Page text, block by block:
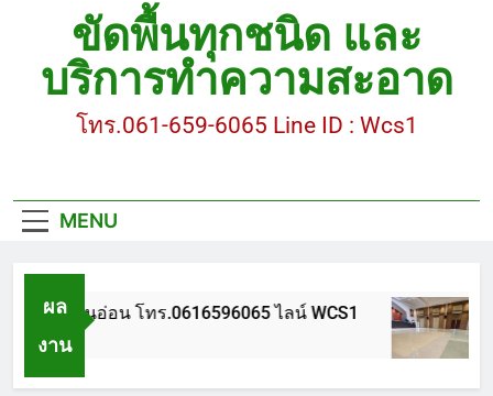
ขัดพื้นหินขัด อบต.แหลมบัวนครปฐม
ขัดพื้นหินอ่อน โทร.0616596065 ไลน์ WCS1
บทความ : การดูแลรักษาพื้นหินขัด
ขัดพื้นทุกชนิด และ
บริการทำความสะอาด
โทร.061-659-6065 Line ID : Wcs1
MENU
ผล
งาน
ดพื้นหินอ่อน โทร.0616596065 ไลน์ WCS1
ปี Ago
บท
1 ปี